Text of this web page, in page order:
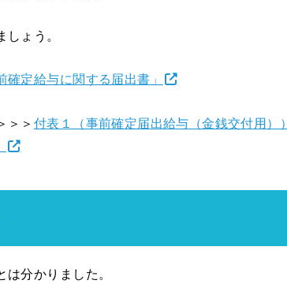
ょう。
確定給与に関する届出書」
＞＞ 付表１（事前確定届出給与（金銭交付用））
分かりました。